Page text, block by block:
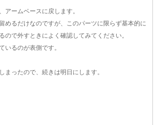
アームベースに戻します。
めるだけなのですが、このパーツに限らず基本的に
ので外すときによく確認してみてください。
いるのが表側です。
まったので、続きは明日にします。